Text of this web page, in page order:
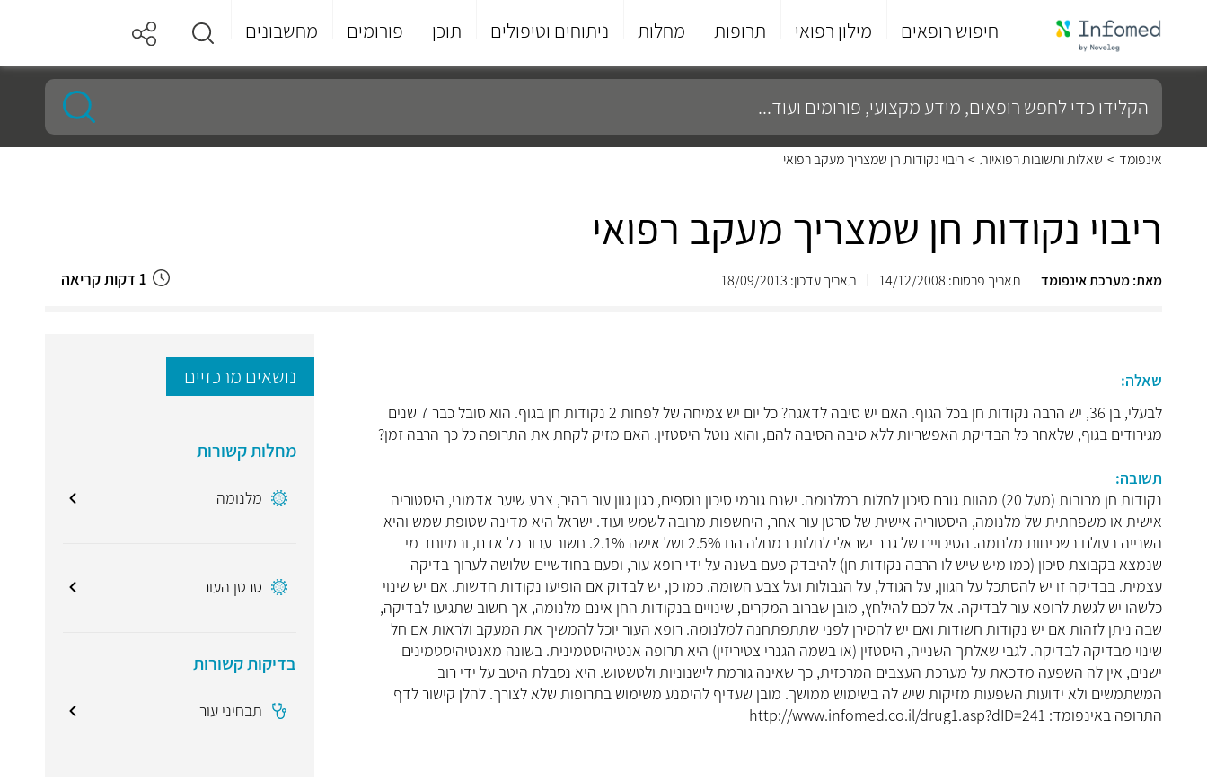
חיפוש רופאים מילון רפואי תרופות מחלות ניתוחים וטיפולים תוכן פורומים מחשבונים
סוף
התפריט
הקלידו
כדי
לחפש
רופאים,
מידע
מקצועי,
אינפומד > שאלות ותשובות רפואיות > ריבוי נקודות חן שמצריך מעקב רפואי
ריבוי נקודות חן שמצריך מעקב רפואי
מאת: מערכת אינפומד תאריך פרסום: 14/12/2008 תאריך עדכון: 18/09/2013 1 דקות קריאה
שאלה:
לבעלי, בן 36, יש הרבה נקודות חן בכל הגוף. האם יש סיבה לדאגה? כל יום יש צמיחה של לפחות 2 נקודות חן בגוף. הוא סובל כבר 7 שנים
מגירודים בגוף, שלאחר כל הבדיקת האפשריות ללא סיבה הסיבה להם, והוא נוטל היסטזין. האם מזיק לקחת את התרופה כל כך הרבה זמן?
תשובה:
נקודות חן מרובות (מעל 20) מהוות גורם סיכון לחלות במלנומה. ישנם גורמי סיכון נוספים, כגון גוון עור בהיר, צבע שיער אדמוני, היסטוריה
אישית או משפחתית של מלנומה, היסטוריה אישית של סרטן עור אחר, היחשפות מרובה לשמש ועוד. ישראל היא מדינה שטופת שמש והיא
השנייה בעולם בשכיחות מלנומה. הסיכויים של גבר ישראלי לחלות במחלה הם 2.5% ושל אישה 2.1%. חשוב עבור כל אדם, ובמיוחד מי
שנמצא בקבוצת סיכון (כמו מיש שיש לו הרבה נקודות חן) להיבדק פעם בשנה על ידי רופא עור, ופעם בחודשיים-שלושה לערוך בדיקה
עצמית. בבדיקה זו יש להסתכל על הגוון, על הגודל, על הגבולות ועל צבע השומה. כמו כן, יש לבדוק אם הופיעו נקודות חדשות. אם יש שינוי
כלשהו יש לגשת לרופא עור לבדיקה. אל לכם להילחץ, מובן שברוב המקרים, שינויים בנקודות החן אינם מלנומה, אך חשוב שתגיעו לבדיקה,
שבה ניתן לזהות אם יש נקודות חשודות ואם יש להסירן לפני שתתפתחנה למלנומה. רופא העור יוכל להמשיך את המעקב ולראות אם חל
שינוי מבדיקה לבדיקה. לגבי שאלתך השנייה, היסטזין (או בשמה הגנרי צטיריזין) היא תרופה אנטיהיסטמינית. בשונה מאנטיהיסטמינים
ישנים, אין לה השפעה מדכאת על מערכת העצבים המרכזית, כך שאינה גורמת לישנוניות ולטשטוש. היא נסבלת היטב על ידי רוב
המשתמשים ולא ידועות השפעות מזיקות שיש לה בשימוש ממושך. מובן שעדיף להימנע משימוש בתרופות שלא לצורך. להלן קישור לדף
התרופה באינפומד: http://www.infomed.co.il/drug1.asp?dID=241
נושאים מרכזיים
מחלות קשורות
מלנומה
סרטן העור
בדיקות קשורות
תבחיני עור